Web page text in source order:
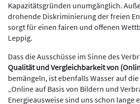
Kapazitätsgründen unumgänglich.
drohende Diskriminierung der freien
sorgt für einen fairen und offenen
Leppig.
Dass die Ausschüsse im Sinne des
Qualität und Vergleichbarkeit von
bemängeln, ist ebenfalls Wasser auf die
„Online auf Basis von Bildern und
Energieausweise sind uns schon lange